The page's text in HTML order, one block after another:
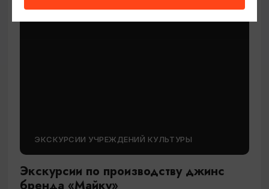
ЭКСКУРСИИ УЧРЕЖДЕНИЙ КУЛЬТУРЫ
Экскурсии по производству джинс